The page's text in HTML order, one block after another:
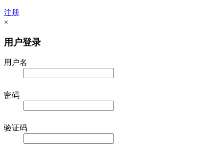
注册
×
用户登录
用户名
密码
验证码